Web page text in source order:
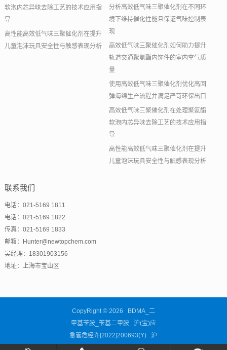
软泡内芯异味去除工艺的技术应用指
导
高性能高效低气味三聚催化剂在提升
儿童泡沫玩具安全性与触感表现分析
分析高效低气味三聚催化剂在不同环
境下维持催化性能且保证气味控制表
现
高效低气味三聚催化剂如何助力提升
轨道交通聚氨酯内饰件的室内空气质
量
使用高效低气味三聚催化剂优化高回
弹海绵生产流程并满足严苛环保出口
高效低气味三聚催化剂在处理聚氨酯
软泡内芯异味去除工艺的技术应用指
导
高性能高效低气味三聚催化剂在提升
儿童泡沫玩具安全性与触感表现分析
联系我们
电话：021-5169 1811
电话：021-5169 1822
传真：021-5169 1833
邮箱：Hunter@newtopchem.com
吴经理：18301903156
地址：上海市宝山区
CopyRight © 2026 BDMA_二
甲基苄胺_苄基二甲胺 沪(宝)应
急管危经许[2022]200693(Y)沪
ICP备11038676号-63